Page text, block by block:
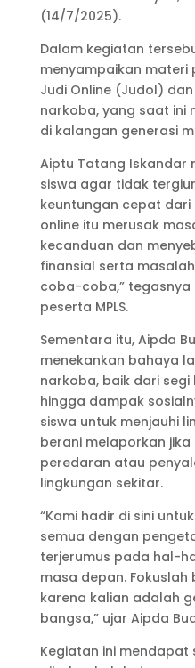
(14/7/2025).
Dalam kegiatan
menyampaikan
Judi Online (Judol)
narkoba, yang saat ini
di kalangan generasi
Aiptu Tatang Iskandar
siswa agar tidak
keuntungan cepat dari
online itu merusak
kecanduan dan
finansial serta
coba-coba,”
peserta MPLS.
Sementara itu, Aipda
menekankan bahaya
narkoba, baik dari
hingga dampak
siswa untuk menjauhi
berani melaporkan
peredaran atau
lingkungan sekitar.
“Kami hadir di sini
semua dengan
terjerumus pada hal-
masa depan.
karena kalian adalah
bangsa,” ujar Aipda
Kegiatan ini